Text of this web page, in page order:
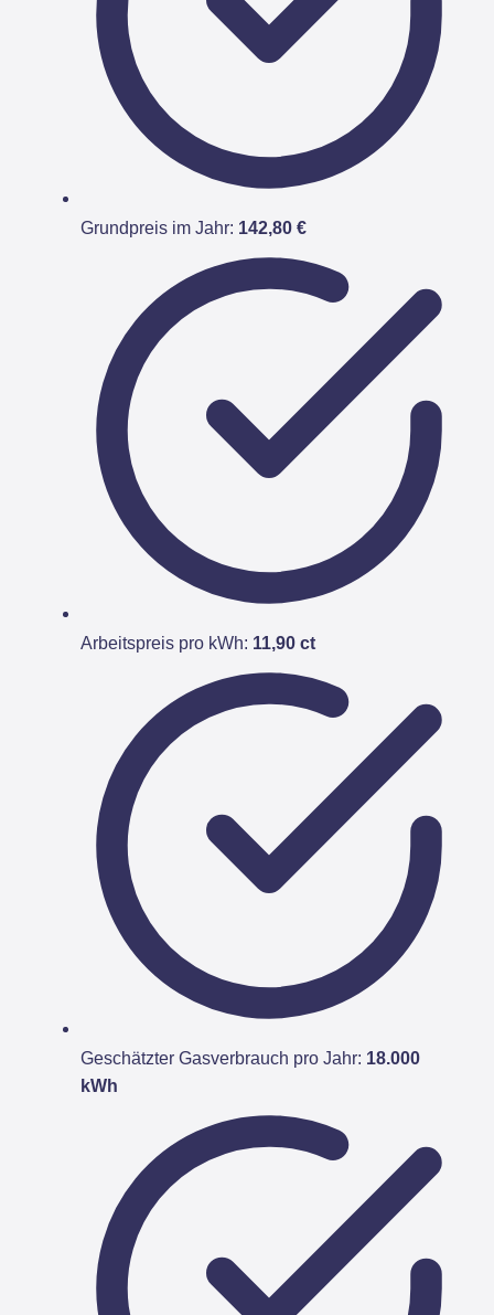
Grundpreis im Jahr: 142,80 €
Arbeitspreis pro kWh: 11,90 ct
Geschätzter Gasverbrauch pro Jahr: 18.000
kWh